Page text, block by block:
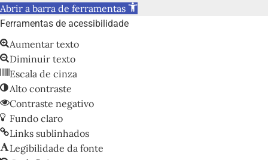
Abrir a barra de ferramentas
Ferramentas de acessibilidade
Aumentar texto
Diminuir texto
Escala de cinza
Alto contraste
Contraste negativo
Fundo claro
Links sublinhados
Legibilidade da fonte